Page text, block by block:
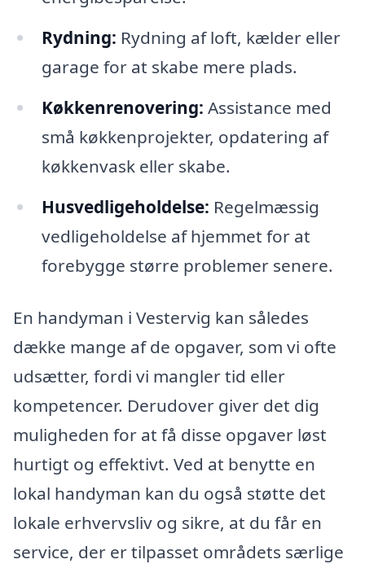
Rydning: Rydning af loft, kælder eller
garage for at skabe mere plads.
Køkkenrenovering: Assistance med
små køkkenprojekter, opdatering af
køkkenvask eller skabe.
Husvedligeholdelse: Regelmæssig
vedligeholdelse af hjemmet for at
forebygge større problemer senere.
En handyman i Vestervig kan således
dække mange af de opgaver, som vi ofte
udsætter, fordi vi mangler tid eller
kompetencer. Derudover giver det dig
muligheden for at få disse opgaver løst
hurtigt og effektivt. Ved at benytte en
lokal handyman kan du også støtte det
lokale erhvervsliv og sikre, at du får en
service, der er tilpasset områdets særlige